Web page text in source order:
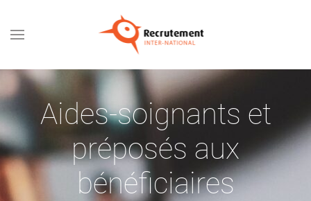
Passer au contenu principal
Aides-soignants et
préposés aux
bénéficiaires